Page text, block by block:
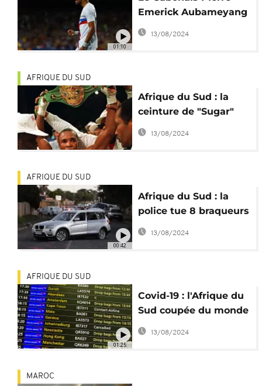
01:10
Emerick Aubameyang
victime d'un vol à
main armée
13/08/2024
AFRIQUE DU SUD
Afrique du Sud : la
ceinture de "Sugar"
Ray dérobée du
musée Mandela
13/08/2024
00:42
AFRIQUE DU SUD
Afrique du Sud : la
police tue 8 braqueurs
dans une fusillade
13/08/2024
01:25
AFRIQUE DU SUD
Covid-19 : l'Afrique du
Sud coupée du monde
à cause du variant
Omicron
13/08/2024
MAROC